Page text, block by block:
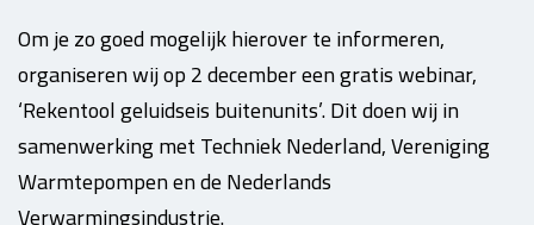
Om je zo goed mogelijk hierover te informeren,
organiseren wij op 2 december een gratis webinar,
‘Rekentool geluidseis buitenunits’. Dit doen wij in
samenwerking met Techniek Nederland, Vereniging
Warmtepompen en de Nederlands